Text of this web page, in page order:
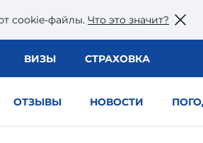
сookie-файлы. Что это значит?
ВИЗЫ СТРАХОВКА
ОТЗЫВЫ НОВОСТИ